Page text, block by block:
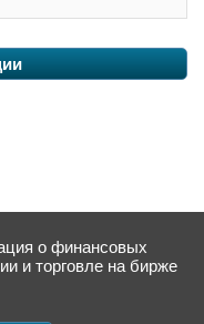
о финансовых
и торговле на бирже